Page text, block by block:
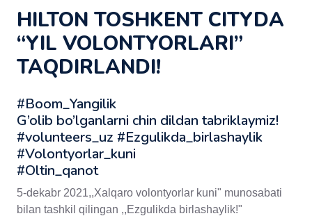
HILTON TOSHKENT CITYDA
“YIL VOLONTYORLARI”
TAQDIRLANDI!
#Boom_Yangilik
G’olib bo’lganlarni chin dildan tabriklaymiz!
#volunteers_uz #Ezgulikda_birlashaylik
#Volontyorlar_kuni
#Oltin_qanot
5-dekabr 2021,,Xalqaro volontyorlar kuni" munosabati
bilan tashkil qilingan ,,Ezgulikda birlashaylik!"